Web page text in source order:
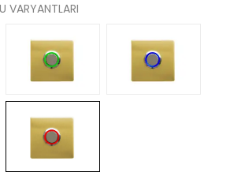
VARYANTLARI